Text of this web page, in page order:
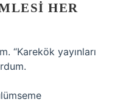
HER
“Karekök yayınları